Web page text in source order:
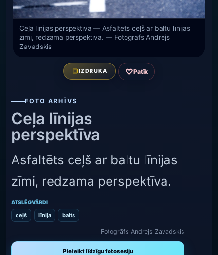
Ceļa līnijas perspektīva — Asfaltēts ceļš ar baltu līnijas
zīmi, redzama perspektīva. — Fotogrāfs Andrejs
Zavadskis
IZDRUKA ♡Patīk
FOTO ARHĪVS
Ceļa līnijas
perspektīva
Asfaltēts ceļš ar baltu līnijas
zīmi, redzama perspektīva.
ATSLĒGVĀRDI
ceļš līnija balts
Fotogrāfs Andrejs Zavadskis
Pieteikt līdzīgu fotosesiju